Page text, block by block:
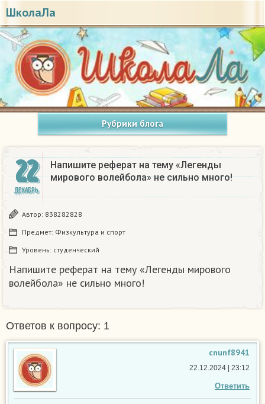
ШколаЛа
Рубрики блога
22
ДЕКАБРЬ
Напишите реферат на тему «Легенды
мирового волейбола» не сильно много!
Автор: 838282828
Предмет: Физкультура и спорт
Уровень: студенческий
Напишите реферат на тему «Легенды мирового
волейбола» не сильно много!
Ответов к вопросу: 1
cnunf8941
Ответить
22.12.2024 | 23:12